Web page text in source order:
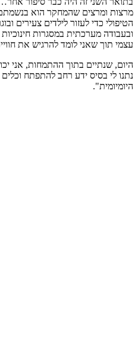
מרצות ומרצים שהמחקר הוא
הטיפולי כדי לעזור לילדים צעירים
ובעבודה מערכתית במסגרות
עצמי תוך שאני לומד להרגיש את
היום, שנתיים בתוך ההתמחות, אני
נתנו לי בסיס ידע רחב להתפתח
היומיומית".